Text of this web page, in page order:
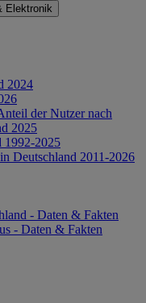
Elektronik
2024
der Nutzer nach
2025
1992-2025
Deutschland 2011-2026
- Daten & Fakten
- Daten & Fakten